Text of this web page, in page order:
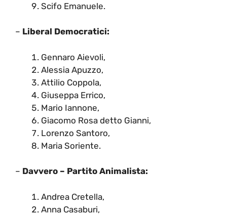
Scifo Emanuele.
– Liberal Democratici:
Gennaro Aievoli,
Alessia Apuzzo,
Attilio Coppola,
Giuseppa Errico,
Mario Iannone,
Giacomo Rosa detto Gianni,
Lorenzo Santoro,
Maria Soriente.
– Davvero – Partito Animalista:
Andrea Cretella,
Anna Casaburi,